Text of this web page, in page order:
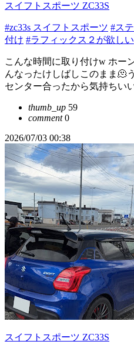
スイフトスポーツ ZC33S
#zc33s スイフトスポーツ #ス
付け #ラフィックス２が欲しい
こんな時間に取り付けw ホー
んなったけしばしこのまま🫠
センター合ったから気持ちい
thumb_up 59
comment0
2026/07/03 00:38
スイフトスポーツ ZC33S